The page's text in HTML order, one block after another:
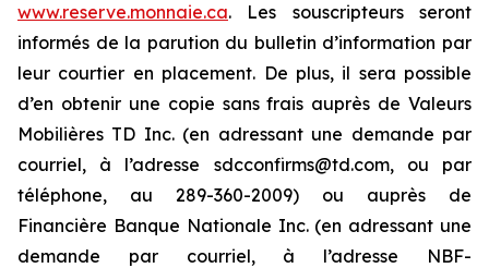
www.reserve.monnaie.ca. Les souscripteurs seront
informés de la parution du bulletin d’information par
leur courtier en placement. De plus, il sera possible
d’en obtenir une copie sans frais auprès de Valeurs
Mobilières TD Inc. (en adressant une demande par
courriel, à l’adresse sdcconfirms@td.com, ou par
téléphone, au 289-360-2009) ou auprès de
Financière Banque Nationale Inc. (en adressant une
demande par courriel, à l’adresse NBF-